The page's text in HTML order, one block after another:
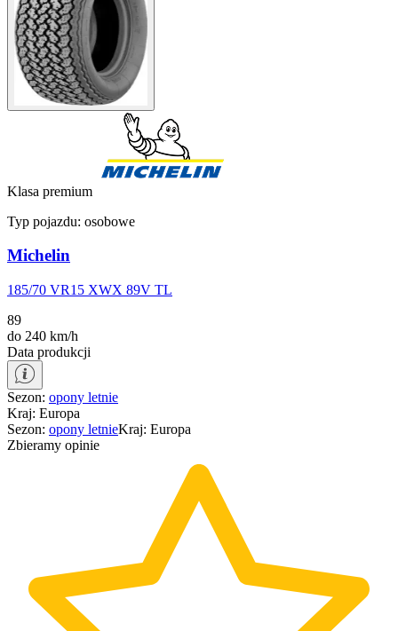
Klasa premium
Typ pojazdu: osobowe
Michelin
185/70 VR15 XWX 89V TL
89
do 240 km/h
Data produkcji
Sezon: opony letnie
Kraj: Europa
Sezon: opony letnieKraj: Europa
Zbieramy opinie